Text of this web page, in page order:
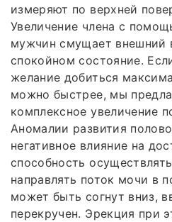
измеряют по верхней
Увеличение члена с
мужчин смущает внешний
спокойном состояние.
желание добиться
можно быстрее, мы
комплексное увеличение
Аномалии развития
негативное влияние на
способность
направлять поток мочи в
может быть согнут вниз,
перекручен. Эрекция при